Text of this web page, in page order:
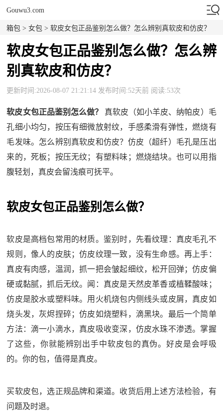
Gouwu3.com
箱包 >女包 > 软皮女包正品鉴别怎么做？怎么辨别真软皮和仿皮？
软皮女包正品鉴别怎么做？怎么辨
别真软皮和仿皮？
更新时间:2026-08-07 21:21:14 发布时间:52天前 阅读:53次
软皮女包正品鉴别怎么做？
真软皮（如小羊皮、纳帕皮）毛
孔细小均匀，按压有细微放射纹，手感柔滑有弹性，燃烧有
毛发味。怎么辨别真软皮和仿皮？仿皮（超纤）毛孔是压出
来的，死板；按压无纹；有塑料味；燃烧结块。也可以用指
腹轻划，真皮会留浅痕可抚平。
软皮女包正品鉴别怎么做？
软皮是高档包常用的材质。鉴别时，先看纹理：真皮毛孔不
规则，像人的皮肤；仿皮纹理一致，没有生命感。再上手：
真皮有肉感，温润，抓一把会皱起细纹，松开回弹；仿皮偏
硬或黏腻，抓后无纹。闻：真皮是天然皮革香或植鞣酸味；
仿皮是胶水或塑料味。用火机烧包内侧线头或皮屑，真皮如
烧头发，灰烬捏碎；仿皮如烧塑料，滴黑块。最后一个简单
方法：滴一小滴水，真皮吸收变深，仿皮水珠不渗透。掌握
了这些，你就能辨别出手中软皮包的真伪。好皮是会呼吸
的。你的包，值得是真皮。
买软皮包，选正规品牌和渠道。收货后用上述方法检验，有
问题及时退。